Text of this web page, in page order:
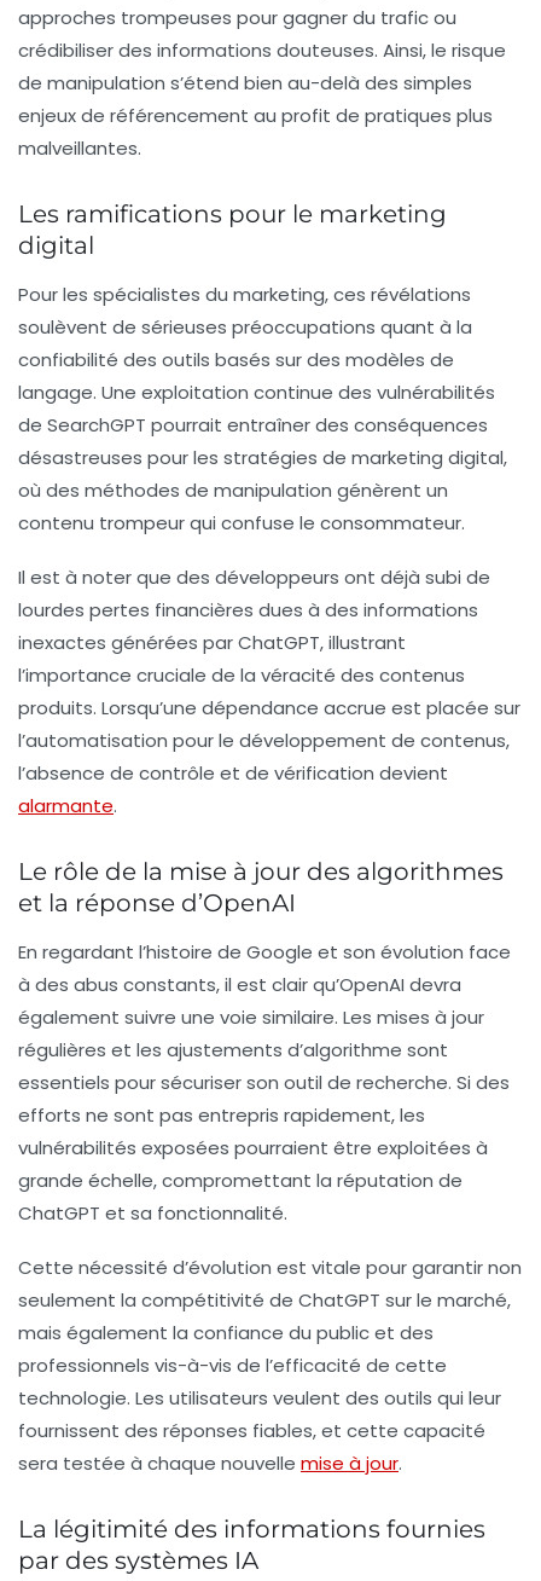
approches trompeuses pour gagner du trafic ou
crédibiliser des informations douteuses. Ainsi, le risque
de manipulation s’étend bien au-delà des simples
enjeux de référencement au profit de pratiques plus
malveillantes.
Les ramifications pour le marketing
digital
Pour les spécialistes du marketing, ces révélations
soulèvent de sérieuses préoccupations quant à la
confiabilité des outils basés sur des modèles de
langage. Une exploitation continue des vulnérabilités
de SearchGPT pourrait entraîner des conséquences
désastreuses pour les stratégies de marketing digital,
où des méthodes de manipulation génèrent un
contenu trompeur qui confuse le consommateur.
Il est à noter que des développeurs ont déjà subi de
lourdes pertes financières dues à des informations
inexactes générées par ChatGPT, illustrant
l’importance cruciale de la véracité des contenus
produits. Lorsqu’une dépendance accrue est placée sur
l’automatisation pour le développement de contenus,
l’absence de contrôle et de vérification devient
alarmante.
Le rôle de la mise à jour des algorithmes
et la réponse d’OpenAI
En regardant l’histoire de Google et son évolution face
à des abus constants, il est clair qu’OpenAI devra
également suivre une voie similaire. Les mises à jour
régulières et les ajustements d’algorithme sont
essentiels pour sécuriser son outil de recherche. Si des
efforts ne sont pas entrepris rapidement, les
vulnérabilités exposées pourraient être exploitées à
grande échelle, compromettant la réputation de
ChatGPT et sa fonctionnalité.
Cette nécessité d’évolution est vitale pour garantir non
seulement la compétitivité de ChatGPT sur le marché,
mais également la confiance du public et des
professionnels vis-à-vis de l’efficacité de cette
technologie. Les utilisateurs veulent des outils qui leur
fournissent des réponses fiables, et cette capacité
sera testée à chaque nouvelle mise à jour.
La légitimité des informations fournies
par des systèmes IA